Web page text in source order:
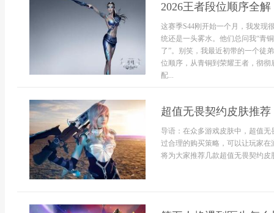
2026王者段位顺序全
这赛季S44刚开始一个月，我发现
统还是一头雾水。他们总问我“青
了”。别笑，我最近初带的一个徒
位顺序，从青铜到荣耀王者，彻
配...
超值无畏契约皮肤推荐
导语：在众多游戏皮肤中，超值
过合理的购买策略，可以让玩家
将为大家推荐几款超值无畏契约